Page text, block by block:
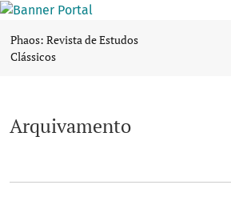
Arquivamento
Phaos: Revista de Estudos
Clássicos
Arquivamento